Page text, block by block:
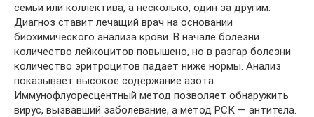
семьи или коллектива, а несколько, один за другим.
Диагноз ставит лечащий врач на основании
биохимического анализа крови. В начале болезни
количество лейкоцитов повышено, но в разгар болезни
количество эритроцитов падает ниже нормы. Анализ
показывает высокое содержание азота.
Иммунофлуоресцентный метод позволяет обнаружить
вирус, вызвавший заболевание, а метод РСК — антитела.